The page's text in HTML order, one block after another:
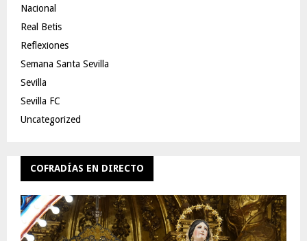
Nacional
Real Betis
Reflexiones
Semana Santa Sevilla
Sevilla
Sevilla FC
Uncategorized
COFRADÍAS EN DIRECTO